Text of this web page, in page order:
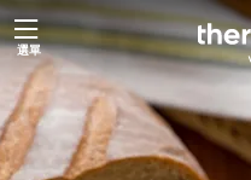
跳
主
要
內
容
選單